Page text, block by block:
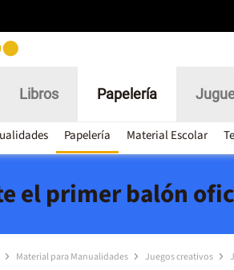
Libros Papelería
Papelería Material Escolar
el primer balón
Material para Manualidades Juegos creativos